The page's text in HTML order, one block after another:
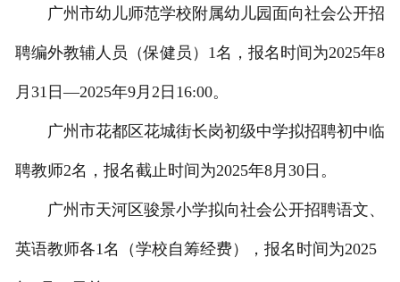
广州市幼儿师范学校附属幼儿园面向社会公开招
聘编外教辅人员（保健员）1名，报名时间为2025年8
月31日—2025年9月2日16:00。
广州市花都区花城街长岗初级中学拟招聘初中临
聘教师2名，报名截止时间为2025年8月30日。
广州市天河区骏景小学拟向社会公开招聘语文、
英语教师各1名（学校自筹经费），报名时间为2025